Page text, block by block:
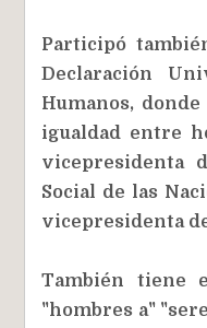
Participó
Declaración
Humanos,
igualdad entre
vicepresidenta
Social de las
vicepresidenta
También tiene
"hombres a"